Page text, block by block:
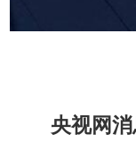
央视网消